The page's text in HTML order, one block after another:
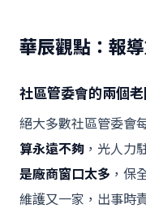
華辰觀點：報
社區管委會的兩個
絕大多數社區管委會
算永遠不夠 ，光人力
是廠商窗口太多 ，保
維護又一家，出事時